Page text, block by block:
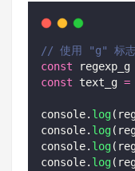
// 使用 "g" 标志
const regexp_g
const text_g =
console. log
console. log
console. log
console. log